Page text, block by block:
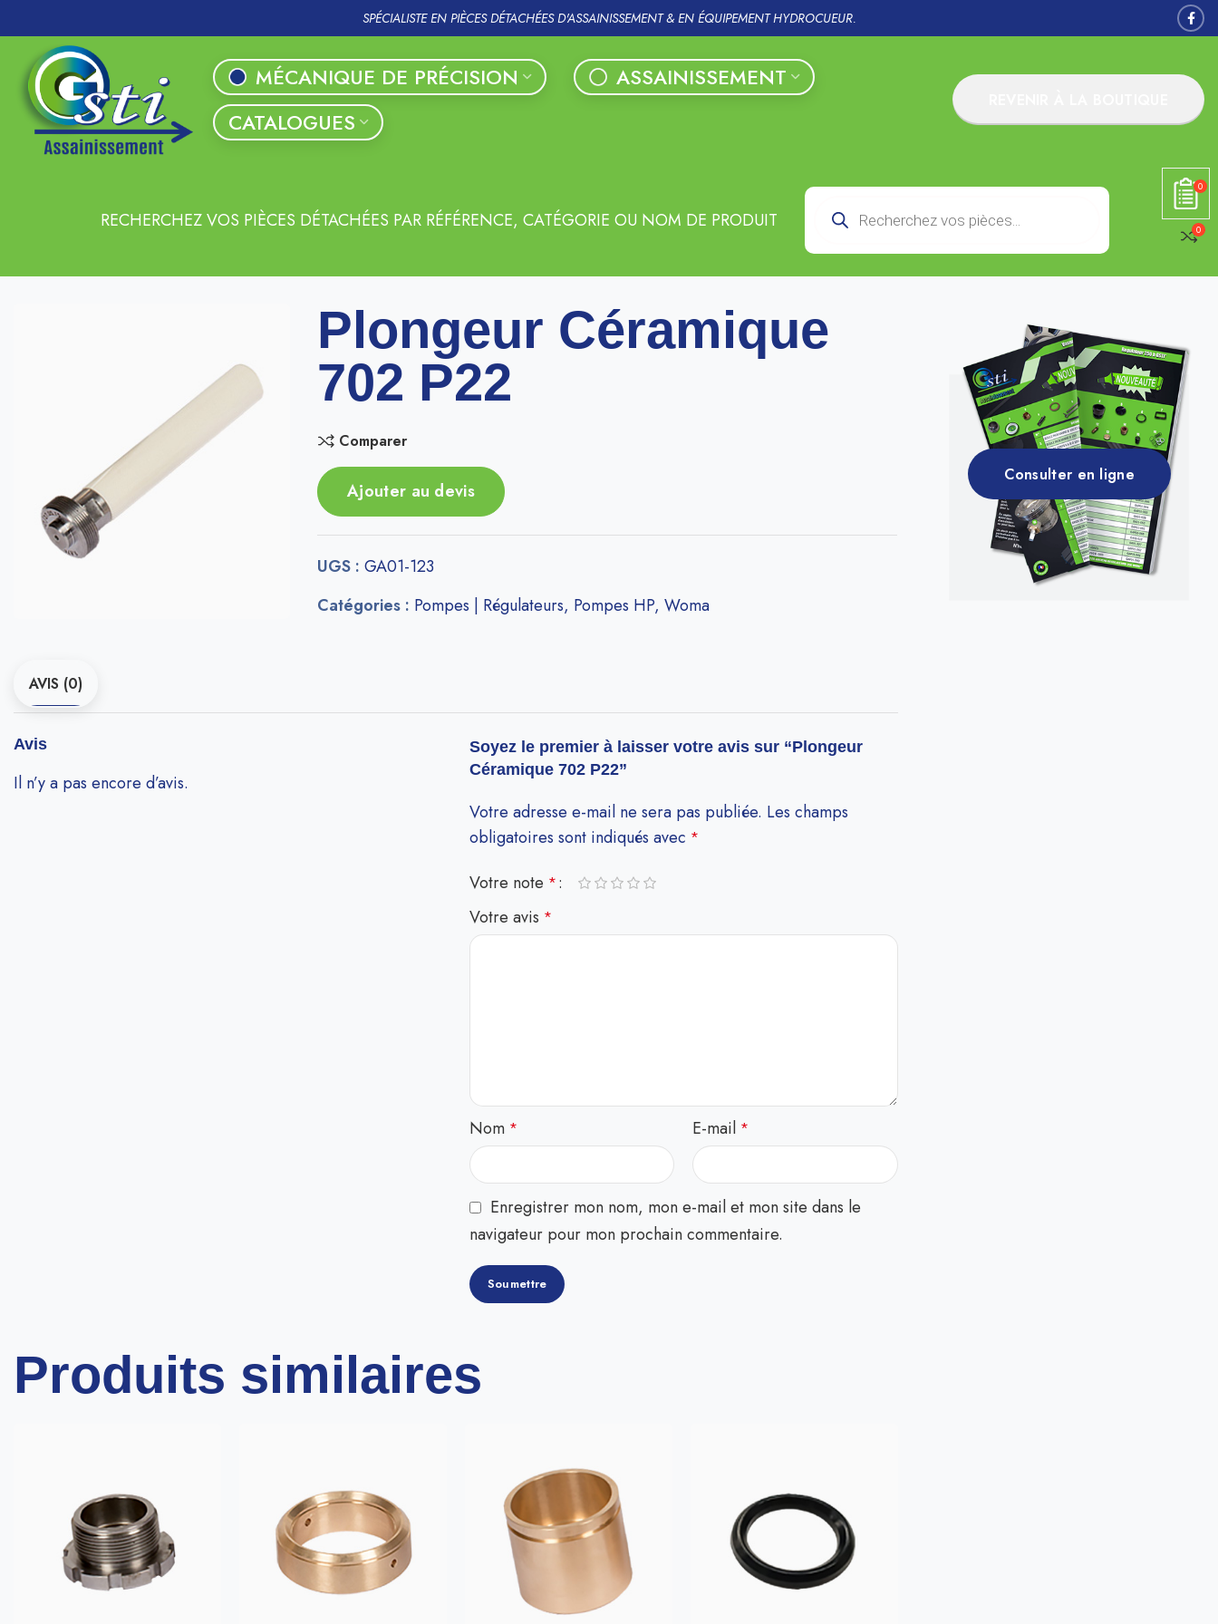
SPÉCIALISTE EN PIÈCES DÉTACHÉES D'ASSAINISSEMENT & EN ÉQUIPEMENT HYDROCUEUR.
MÉCANIQUE DE PRÉCISION
ASSAINISSEMENT
CATALOGUES
RECHERCHEZ VOS PIÈCES DÉTACHÉES PAR RÉFÉRENCE, CATÉGORIE OU NOM DE PRODUIT
0
0
Plongeur Céramique
702 P22
Comparer
Ajouter au devis
UGS :GA01-123
Catégories : Pompes | Régulateurs, Pompes HP,Woma
AVIS (0)
Avis
Il n’y a pas encore d’avis.
Soyez le premier à laisser votre avis sur “Plongeur
Céramique 702 P22”
Votre adresse e-mail ne sera pas publiée. Les champs
obligatoires sont indiqués avec *
Votre note *
Votre avis *
Nom * E-mail *
Enregistrer mon nom, mon e-mail et mon site dans le
navigateur pour mon prochain commentaire.
Produits similaires
Consulter en ligne